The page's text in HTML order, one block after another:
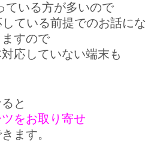
ている方が多いので
ている前提でのお話に
すので
応していない端末も
と
をお取り寄せ
ます。